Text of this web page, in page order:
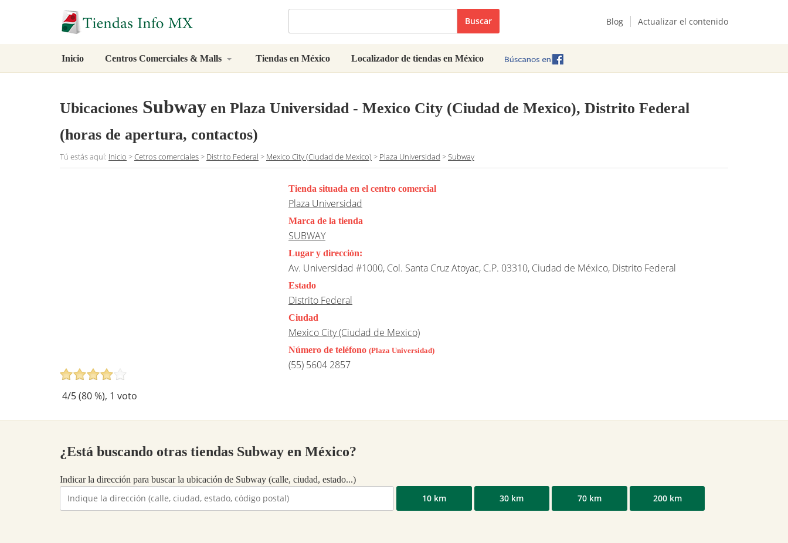
Buscar Blog Actualizar el contenido
Inicio Centros Comerciales & Malls Tiendas en México Localizador de tiendas en México
Ubicaciones Subway en Plaza Universidad - Mexico City (Ciudad de Mexico), Distrito Federal
(horas de apertura, contactos)
Tú estás aquí: Inicio >Cetros comerciales> Distrito Federal > Mexico City (Ciudad de Mexico) > Plaza Universidad >Subway
4/5 (80%), 1 voto
Tienda situada en el centro comercial
Plaza Universidad
Marca de la tienda
SUBWAY
Lugar y dirección:
Av. Universidad #1000, Col. Santa Cruz Atoyac, C.P. 03310, Ciudad de México, Distrito Federal
Estado
Distrito Federal
Ciudad
Mexico City (Ciudad de Mexico)
Número de teléfono (Plaza Universidad)
(55) 5604 2857
¿Está buscando otras tiendas Subway en México?
Indicar la dirección para buscar la ubicación de Subway (calle, ciudad, estado...)
10 km 30 km 70 km 200 km